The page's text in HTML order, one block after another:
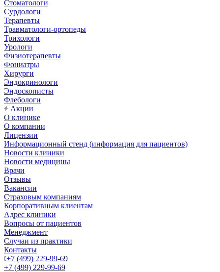
Стоматологи
Сурдологи
Терапевты
Травматологи-ортопеды
Трихологи
Урологи
Физиотерапевты
Фониатры
Хирурги
Эндокринологи
Эндоскописты
Флебологи
Акции
О клинике
О компании
Лицензии
Информационный стенд (информация для пациентов)
Новости клиники
Новости медицины
Врачи
Отзывы
Вакансии
Страховым компаниям
Корпоративным клиентам
Адрес клиники
Вопросы от пациентов
Менеджмент
Случаи из практики
Контакты
+7 (499) 229-99-69
+7 (499) 229-99-69